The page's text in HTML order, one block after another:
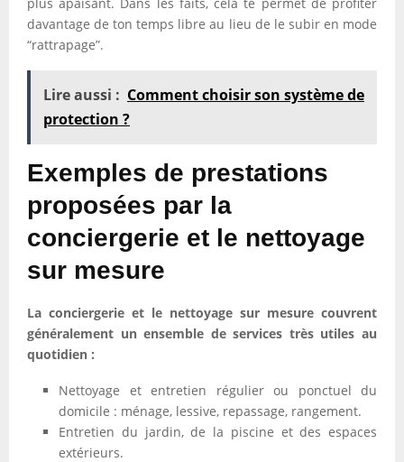
davantage de ton temps libre au lieu de le subir en mode
“rattrapage”.
Lire aussi : Comment choisir son système de
protection ?
Exemples de prestations
proposées par la
conciergerie et le nettoyage
sur mesure
La conciergerie et le nettoyage sur mesure couvrent
généralement un ensemble de services très utiles au
quotidien :
Nettoyage et entretien régulier ou ponctuel du
domicile : ménage, lessive, repassage, rangement.
Entretien du jardin, de la piscine et des espaces
extérieurs.